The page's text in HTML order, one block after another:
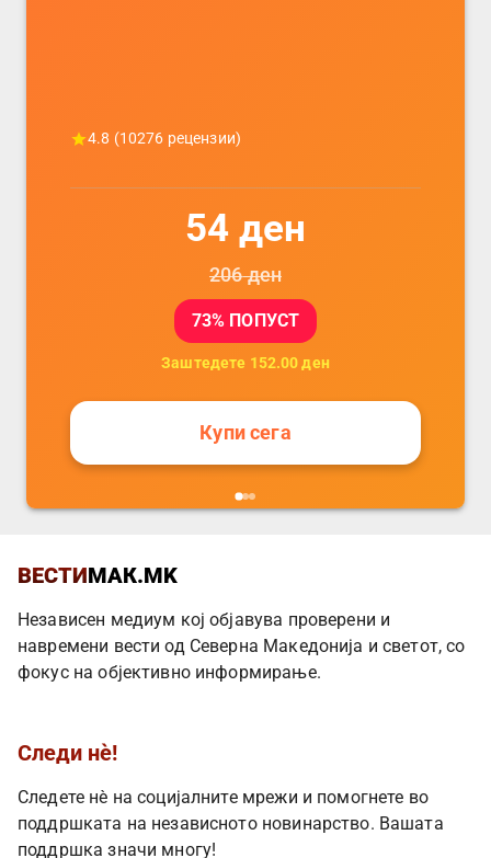
4.5 (16742 рецензии)
56 ден
87ден
35% ПОПУСТ
Заштедете31.00ден
Купи сега
ВЕСТИМАК.MK
Независен медиум кој објавува проверени и
навремени вести од Северна Македонија и светот, со
фокус на објективно информирање.
Следи нè!
Следете нè на социјалните мрежи и помогнете во
поддршката на независното новинарство. Вашата
поддршка значи многу!